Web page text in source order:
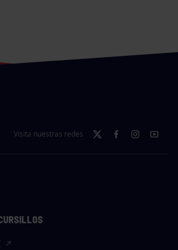
Visita nuestras redes